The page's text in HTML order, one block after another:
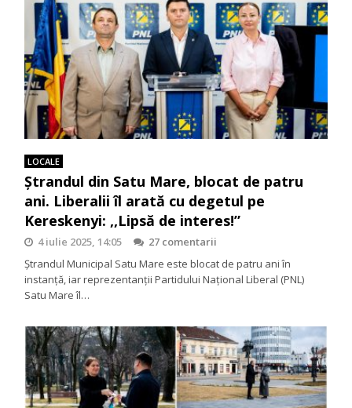
LOCALE
Ștrandul din Satu Mare, blocat de patru
ani. Liberalii îl arată cu degetul pe
Kereskenyi: ,,Lipsă de interes!”
4 iulie 2025, 14:05
27 comentarii
Ștrandul Municipal Satu Mare este blocat de patru ani în
instanță, iar reprezentanții Partidului Național Liberal (PNL)
Satu Mare îl…